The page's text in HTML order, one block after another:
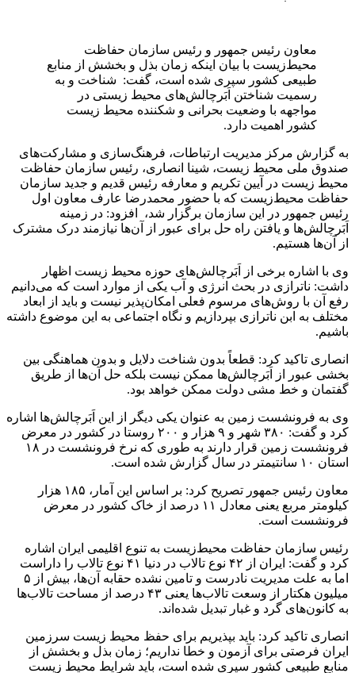
معاون رئیس جمهور و رئیس سازمان حفاظت
محیط‌زیست با بیان اینکه زمان بذل و بخشش از منابع
طبیعی کشور سپری شده است، گفت: شناخت و به
رسمیت شناختن اَبَرچالش‌های محیط زیستی در
مواجهه با وضعیت بحرانی و شکننده محیط زیست
کشور اهمیت دارد.
به گزارش مرکز مدیریت ارتباطات، فرهنگ‌سازی و مشارکت‌های
صندوق ملی محیط زیست، شینا انصاری، رئیس سازمان حفاظت
محیط زیست در آیین تکریم و معارفه رئیس قدیم و جدید سازمان
حفاظت محیط‌زیست که با حضور محمدرضا عارف معاون اول
رئیس جمهور در این سازمان برگزار شد، افزود: در زمینه
اَبَرچالش‌ها و یافتن راه حل برای عبور از آن‌ها نیازمند درک مشترک
از آن‌ها هستیم.
وی با اشاره برخی از اَبَرچالش‌های حوزه محیط زیست اظهار
داشت: ناترازی در بحث انرژی و آب یکی از موارد است که می‌دانیم
رفع آن با روش‌های مرسوم فعلی امکان‌پذیر نیست و باید از ابعاد
مختلف به ابن ناترازی بپردازیم و نگاه اجتماعی به این موضوع داشته
باشیم.
انصاری تاکید کرد: قطعاً بدون شناخت دلایل و بدون هماهنگی بین
بخشی عبور از اَبَرچالش‌ها ممکن نیست بلکه حل آن‌ها از طریق
گفتمان و خط مشی دولت ممکن خواهد بود.
وی به فرونشست زمین به عنوان یکی دیگر از این اَبَرچالش‌ها اشاره
کرد و گفت: ۳۸۰ شهر و ۹ هزار و ۲۰۰ روستا در کشور در معرض
فرونشست زمین قرار دارند به طوری که نرخ فرونشست در ۱۸
استان ۱۰ سانتیمتر در سال گزارش شده است.
معاون رئیس جمهور تصریح کرد: بر اساس این آمار، ۱۸۵ هزار
کیلومتر مربع یعنی معادل ۱۱ درصد از خاک کشور در معرض
فرونشست است.
رئیس سازمان حفاظت محیط‌زیست به تنوع اقلیمی ایران اشاره
کرد و گفت: ایران از ۴۲ نوع تالاب در دنیا ۴۱ نوع تالاب را داراست
اما به علت مدیریت نادرست و تامین نشده حقابه آن‌ها، بیش از ۵
میلیون هکتار از وسعت تالاب‌ها یعنی ۴۳ درصد از مساحت تالاب‌ها
به کانون‌های گرد و غبار تبدیل شده‌اند.
انصاری تاکید کرد: باید بپذیریم برای حفظ محیط زیست سرزمین
ایران فرصتی برای آزمون و خطا نداریم؛ زمان بذل و بخشش از
منابع طبیعی کشور سپری شده است، باید شرایط محیط زیست